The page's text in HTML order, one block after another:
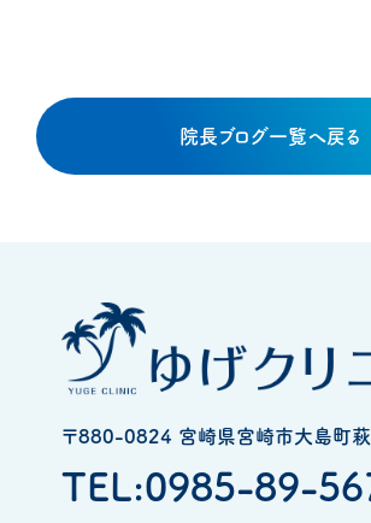
院長ブログ一覧へ戻る
〒880-0824 宮崎県宮崎市大島町
TEL:0985-89-